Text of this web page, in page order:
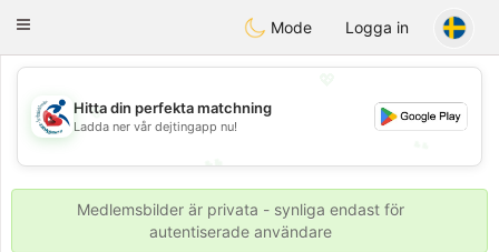
Handi Space
Toggle
Mode Logga in
💖
💕
Hitta din perfekta matchning
Ladda ner vår dejtingapp nu!
Medlemsbilder är privata - synliga endast för
autentiserade användare